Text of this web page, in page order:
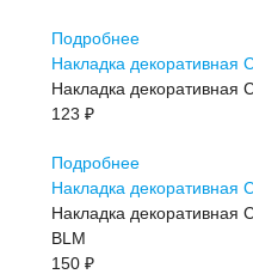
Подробнее
Накладка декоративная
Накладка декоративная
123 ₽
Подробнее
Накладка декоративная
Накладка декоративная
BLM
150 ₽